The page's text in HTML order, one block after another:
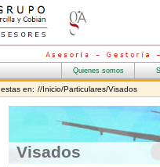
estas en: //Inicio/Particulares/Visados
Visados